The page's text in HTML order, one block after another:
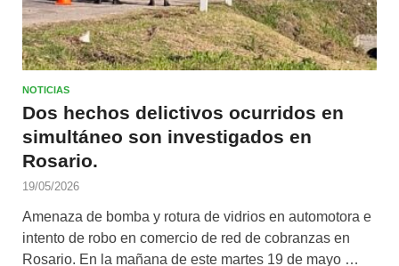
NOTICIAS
Dos hechos delictivos ocurridos en
simultáneo son investigados en
Rosario.
19/05/2026
Amenaza de bomba y rotura de vidrios en automotora e
intento de robo en comercio de red de cobranzas en
Rosario. En la mañana de este martes 19 de mayo …